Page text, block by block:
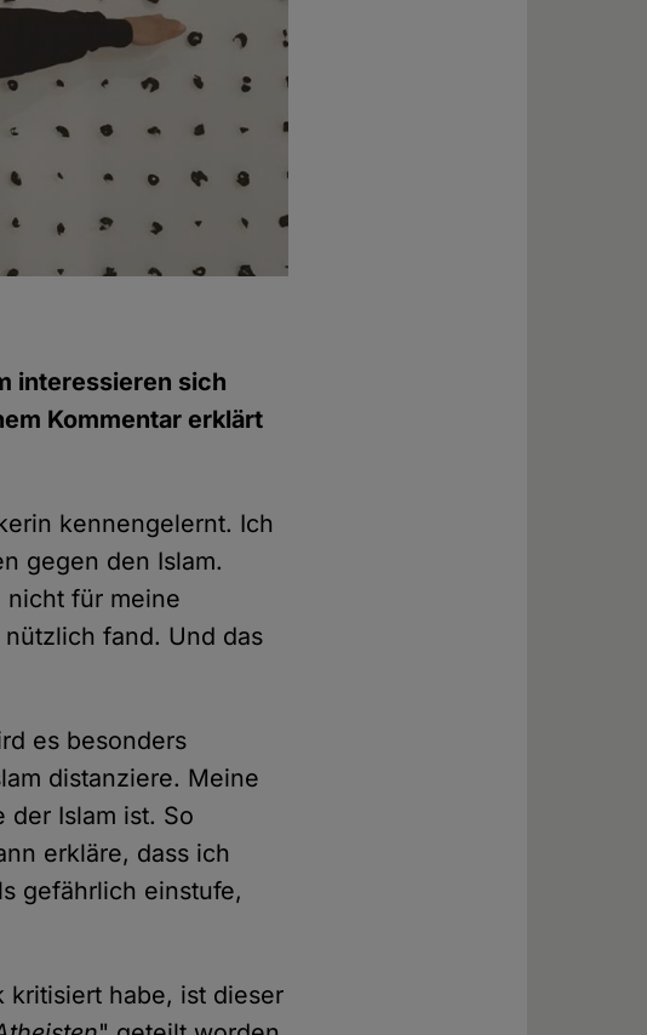
interessieren sich
Kommentar erklärt
kennengelernt. Ich
gegen den Islam.
nicht für meine
fand. Und das
es besonders
distanziere. Meine
Islam ist. So
erkläre, dass ich
gefährlich einstufe,
kritisiert habe, ist dieser